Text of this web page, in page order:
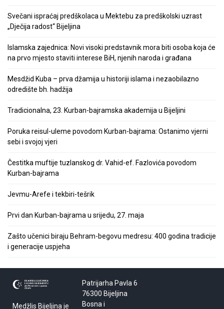
Svečani ispraćaj predškolaca u Mektebu za predškolski uzrast
„Dječija radost“ Bijeljina
Islamska zajednica: Novi visoki predstavnik mora biti osoba koja će
na prvo mjesto staviti interese BiH, njenih naroda i građana
Mesdžid Kuba – prva džamija u historiji islama i nezaobilazno
odredište bh. hadžija
Tradicionalna, 23. Kurban-bajramska akademija u Bijeljini
Poruka reisul-uleme povodom Kurban-bajrama: Ostanimo vjerni
sebi i svojoj vjeri
Čestitka muftije tuzlanskog dr. Vahid-ef. Fazlovića povodom
Kurban-bajrama
Jevmu-Arefe i tekbiri-tešrik
Prvi dan Kurban-bajrama u srijedu, 27. maja
Zašto učenici biraju Behram-begovu medresu: 400 godina tradicije
i generacije uspjeha
Medžlis Bijeljina je
Patrijarha Pavla 6
76300 Bijeljina
Bosna i